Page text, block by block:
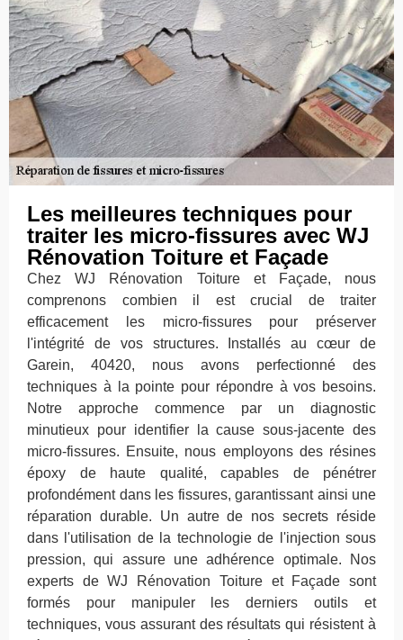
Les meilleures techniques pour
traiter les micro-fissures avec WJ
Rénovation Toiture et Façade
Chez WJ Rénovation Toiture et Façade, nous
comprenons combien il est crucial de traiter
efficacement les micro-fissures pour préserver
l'intégrité de vos structures. Installés au cœur de
Garein, 40420, nous avons perfectionné des
techniques à la pointe pour répondre à vos besoins.
Notre approche commence par un diagnostic
minutieux pour identifier la cause sous-jacente des
micro-fissures. Ensuite, nous employons des résines
époxy de haute qualité, capables de pénétrer
profondément dans les fissures, garantissant ainsi une
réparation durable. Un autre de nos secrets réside
dans l'utilisation de la technologie de l'injection sous
pression, qui assure une adhérence optimale. Nos
experts de WJ Rénovation Toiture et Façade sont
formés pour manipuler les derniers outils et
techniques, vous assurant des résultats qui résistent à